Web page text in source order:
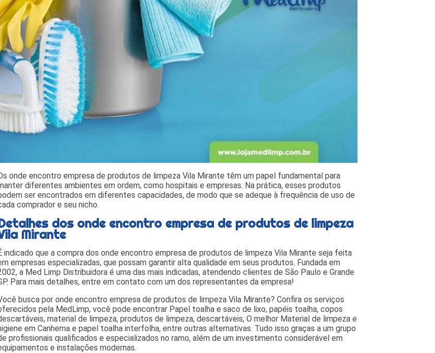
onde encontro empresa de produtos de limpeza Vila Mirante têm um papel fundamental para
diferentes ambientes em ordem, como hospitais e empresas. Na prática, esses produtos
ser encontrados em diferentes capacidades, de modo que se adeque à frequência de uso de
comprador e seu nicho.
dos onde encontro empresa de produtos de limpeza
Mirante
indicado que a compra dos onde encontro empresa de produtos de limpeza Vila Mirante seja feita
empresas especializadas, que possam garantir alta qualidade em seus produtos. Fundada em
a Med Limp Distribuidora é uma das mais indicadas, atendendo clientes de São Paulo e Grande
Para mais detalhes, entre em contato com um dos representantes da empresa!
busca por onde encontro empresa de produtos de limpeza Vila Mirante? Confira os serviços
pela MedLimp, você pode encontrar Papel toalha e saco de lixo, papéis toalha, copos
material de limpeza, produtos de limpeza, descartáveis, O melhor Material de limpeza e
em Canhema e papel toalha interfolha, entre outras alternativas. Tudo isso graças a um grupo
profissionais qualificados e especializados no ramo, além de um investimento considerável em
e instalações modernas.